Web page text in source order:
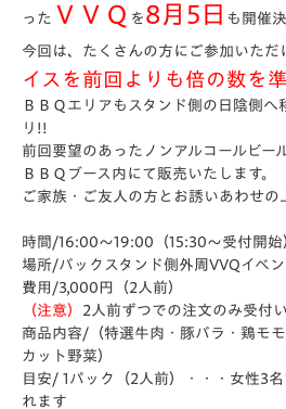
った ＶＶＱ を 8月5日 も開催
今回は、たくさんの方にご参加いただ
イスを前回よりも倍の数を
ＢＢＱエリアもスタンド側の日陰側
リ!!
前回要望のあったノンアルコールビー
ＢＢＱブース内にて販売いたします。
ご家族・ご友人の方とお誘いあわせの
時間/16:00～19:00（15:30～受付
場所/バックスタンド側外周VVQイ
費用/3,000円（2人前）
（注意） 2人前ずつでの注文のみ受
商品内容/（特選牛肉・豚バラ・鶏モ
カット野菜）
目安/ 1パック（2人前）・・・女性3
れます